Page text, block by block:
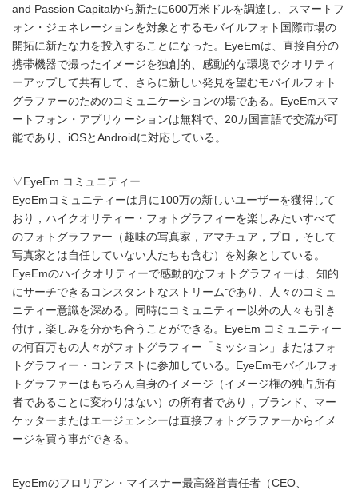
and Passion Capitalから新たに600万米ドルを調達し、スマートフ
ォン・ジェネレーションを対象とするモバイルフォト国際市場の
開拓に新たな力を投入することになった。EyeEmは、直接自分の
携帯機器で撮ったイメージを独創的、感動的な環境でクオリティ
ーアップして共有して、さらに新しい発見を望むモバイルフォト
グラファーのためのコミュニケーションの場である。EyeEmスマ
ートフォン・アプリケーションは無料で、20カ国言語で交流が可
能であり、iOSとAndroidに対応している。
▽EyeEm コミュニティー
EyeEmコミュニティーは月に100万の新しいユーザーを獲得して
おり，ハイクオリティー・フォトグラフィーを楽しみたいすべて
のフォトグラファー（趣味の写真家，アマチュア，プロ，そして
写真家とは自任していない人たちも含む）を対象としている。
EyeEmのハイクオリティーで感動的なフォトグラフィーは、知的
にサーチできるコンスタントなストリームであり、人々のコミュ
ニティー意識を深める。同時にコミュニティー以外の人々も引き
付け，楽しみを分かち合うことができる。EyeEm コミュニティー
の何百万もの人々がフォトグラフィー「ミッション」またはフォ
トグラフィー・コンテストに参加している。EyeEmモバイルフォ
トグラファーはもちろん自身のイメージ（イメージ権の独占所有
者であることに変わりはない）の所有者であり，ブランド、マー
ケッターまたはエージェンシーは直接フォトグラファーからイメ
ージを買う事ができる。
EyeEmのフロリアン・マイスナー最高経営責任者（CEO、